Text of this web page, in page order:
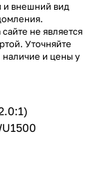
и внешний вид
не является
Уточняйте
и цены у